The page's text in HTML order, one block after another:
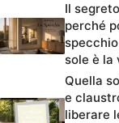
Il
perché
sole è la
Quella
e
liberare